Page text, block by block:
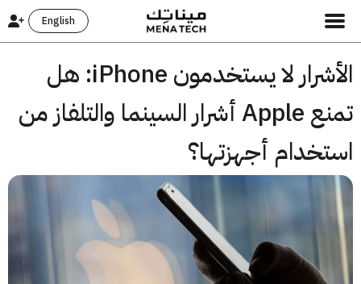
English
الأشرار لا يستخدمون iPhone: هل
تمنع Apple أشرار السينما والتلفاز من
أجهزتها؟